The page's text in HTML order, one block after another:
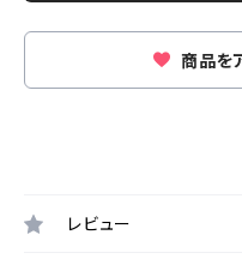
商品を
レビュー